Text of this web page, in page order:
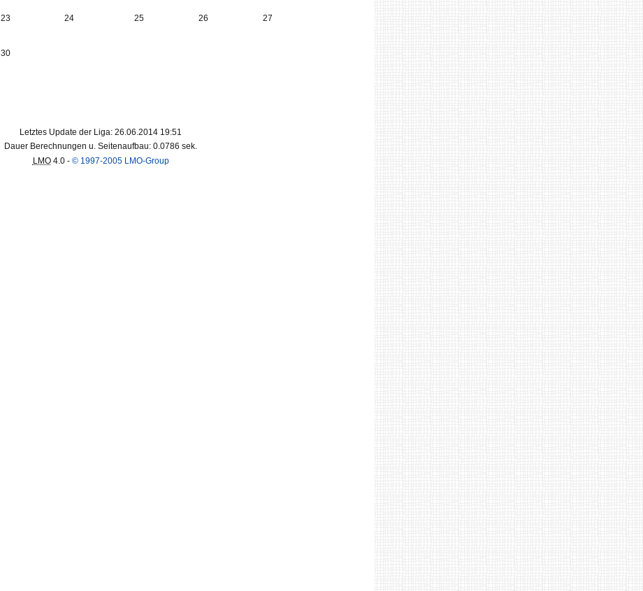
23 24 25 26 27
30
Letztes Update der Liga: 26.06.2014 19:51
Dauer Berechnungen u. Seitenaufbau: 0.0786 sek.
LMO4.0 - © 1997-2005 LMO-Group